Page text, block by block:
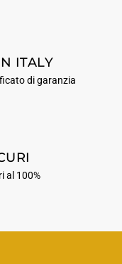
ITALY
di garanzia
al 100%